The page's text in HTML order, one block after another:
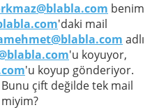
benim
'daki mail
adlı
'u koyuyor,
'u koyup gönderiyor.
çift değilde tek mail